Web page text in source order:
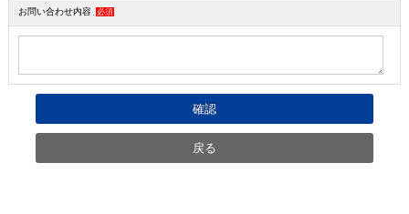
お問い合わせ内容 必須